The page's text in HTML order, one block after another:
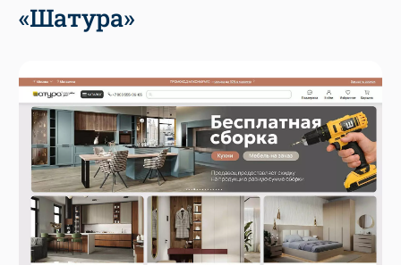
«Шатура»